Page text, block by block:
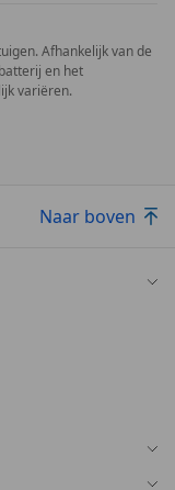
Afhankelijk van de
en het
variëren.
Naar boven